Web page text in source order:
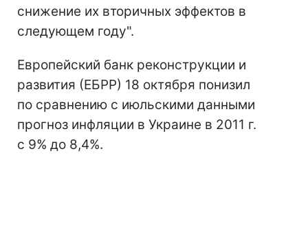
снижение их вторичных эффектов в
следующем году".
Европейский банк реконструкции и
развития (ЕБРР) 18 октября понизил
по сравнению с июльскими данными
прогноз инфляции в Украине в 2011 г.
с 9% до 8,4%.